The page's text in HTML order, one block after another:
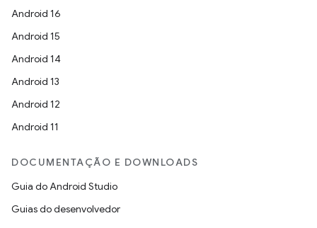
Android 16
Android 15
Android 14
Android 13
Android 12
Android 11
DOCUMENTAÇÃO E DOWNLOADS
Guia do Android Studio
Guias do desenvolvedor